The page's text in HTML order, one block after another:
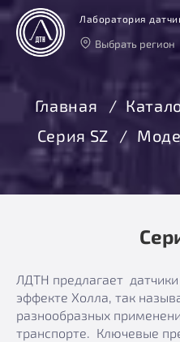
Лаборатория
Выбрать регион
Москва
Санкт-
Екатеринбург
Новосибирск
Главная
Серия SZ
ЛДТН предлагает
эффекте Холла, так
разнообразных
транспорте. Ключевые